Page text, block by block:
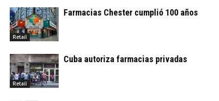
Retail
Farmacias Chester cumplió 100 años
Retail
Cuba autoriza farmacias privadas